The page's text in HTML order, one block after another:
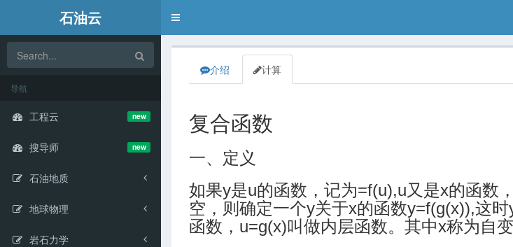
石油云
Toggle
导航
工程云 new
搜导师 new
石油地质
地球物理
岩石力学
介绍 计算
复合函数
一、定义
如果y是u的函数，记为=f(u),u又是x的函数
空，则确定一个y关于x的函数y=f(g(x)),这
函数，u=g(x)叫做内层函数。其中x称为自